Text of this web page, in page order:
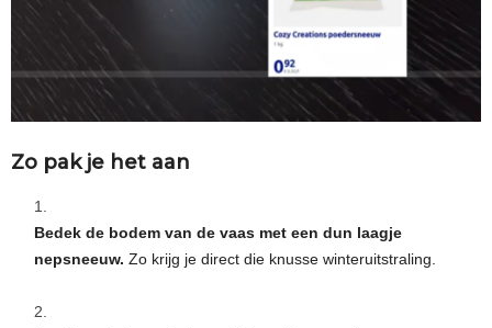
Zo pak je het aan
Bedek de bodem van de vaas met een dun laagje
nepsneeuw. Zo krijg je direct die knusse winteruitstraling.